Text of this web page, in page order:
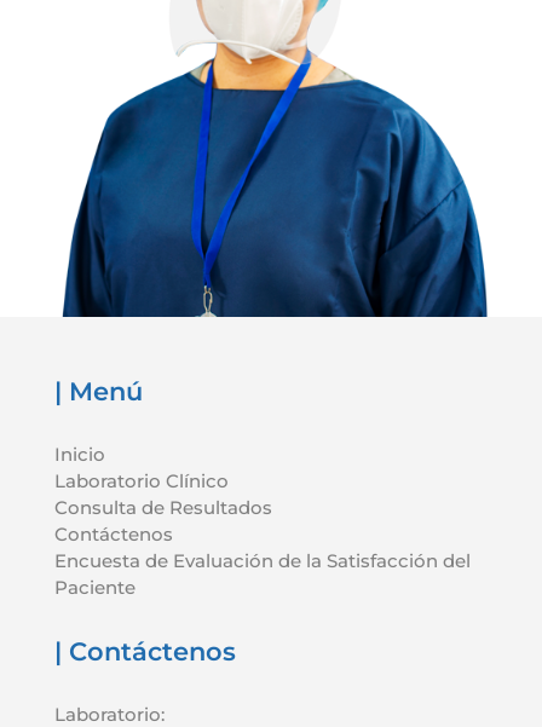
| Menú
Inicio
Laboratorio Clínico
Consulta de Resultados
Contáctenos
Encuesta de Evaluación de la Satisfacción del
Paciente
| Contáctenos
Laboratorio: